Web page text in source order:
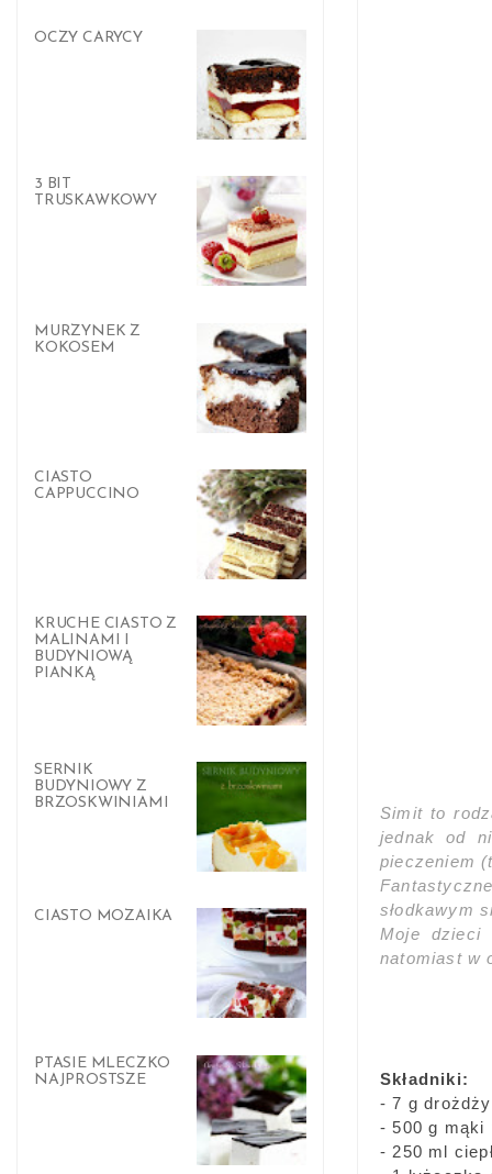
Simit to
jednak od
pieczeniem
słodkawym
Moje dzieci
natomiast w
Składniki:
- 7 g
- 500 g mąki
- 250 ml
OCZY CARYCY
3 BIT
TRUSKAWKOWY
MURZYNEK Z
KOKOSEM
CIASTO
CAPPUCCINO
KRUCHE CIASTO Z
MALINAMI I
BUDYNIOWĄ
PIANKĄ
SERNIK
BUDYNIOWY Z
BRZOSKWINIAMI
CIASTO MOZAIKA
PTASIE MLECZKO
NAJPROSTSZE